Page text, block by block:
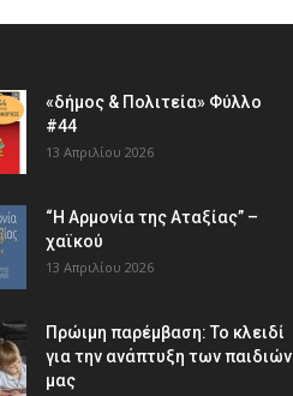
«δήμος & Πολιτεία» Φύλλο
#44
13 Απριλίου 2026
“Η Αρμονία της Αταξίας” –
χαϊκού
13 Απριλίου 2026
Πρώιμη παρέμβαση: Το κλειδί
για την ανάπτυξη των παιδιών
µας